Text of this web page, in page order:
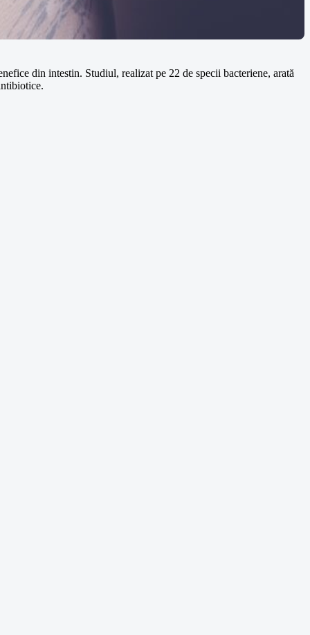
din intestin. Studiul, realizat pe 22 de specii bacteriene, arată